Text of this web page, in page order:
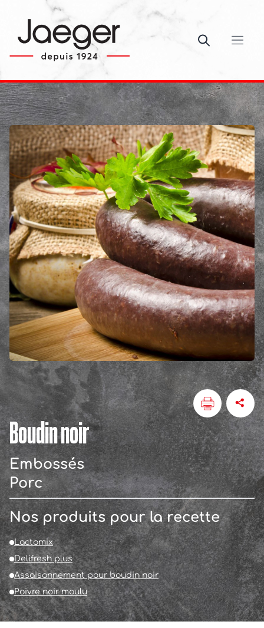
Ouvrir le
Boudin noir
Embossés
Porc
Nos produits pour la recette
Lactomix
Delifresh plus
Assaisonnement pour boudin noir
Poivre noir moulu